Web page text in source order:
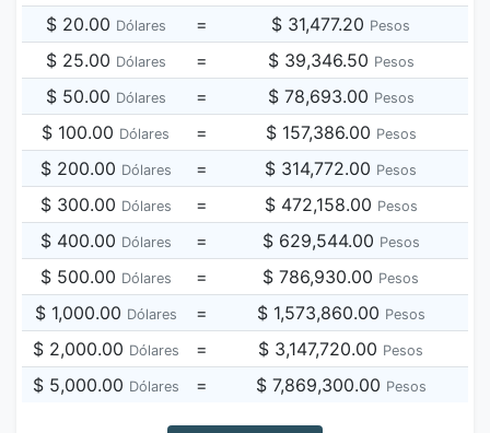
$ 20.00 Dólares = $ 31,477.20 Pesos
$ 25.00 Dólares = $ 39,346.50 Pesos
$ 50.00 Dólares = $ 78,693.00 Pesos
$ 100.00 Dólares = $ 157,386.00 Pesos
$ 200.00 Dólares = $ 314,772.00 Pesos
$ 300.00 Dólares = $ 472,158.00 Pesos
$ 400.00 Dólares = $ 629,544.00 Pesos
$ 500.00 Dólares = $ 786,930.00 Pesos
$ 1,000.00 Dólares = $ 1,573,860.00 Pesos
$ 2,000.00 Dólares = $ 3,147,720.00 Pesos
$ 5,000.00 Dólares = $ 7,869,300.00 Pesos